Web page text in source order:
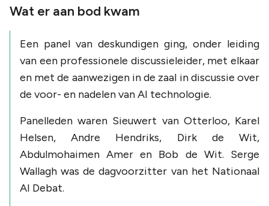
Wat er aan bod kwam
Een panel van deskundigen ging, onder leiding
van een professionele discussieleider, met elkaar
en met de aanwezigen in de zaal in discussie over
de voor- en nadelen van AI technologie.
Panelleden waren Sieuwert van Otterloo, Karel
Helsen, Andre Hendriks, Dirk de Wit,
Abdulmohaimen Amer en Bob de Wit. Serge
Wallagh was de dagvoorzitter van het Nationaal
AI Debat.